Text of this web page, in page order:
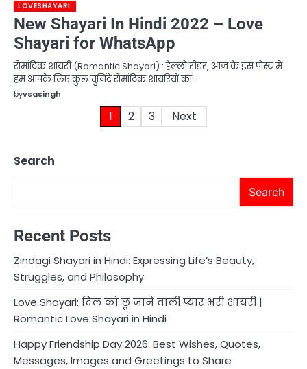
LOVESHAYARI
New Shayari In Hindi 2022 – Love
Shayari for WhatsApp
रोमांटिक शायरी (Romantic Shayari) : हेल्लो रीडर, आज के इस पोस्ट में
हम आपके लिए कुछ चुनिंदे रोमांटिक शायरियों का…
byvsasingh
1 2 3 Next
Search
Search
Recent Posts
Zindagi Shayari in Hindi: Expressing Life’s Beauty,
Struggles, and Philosophy
Love Shayari: दिल को छू जाने वाली प्यार भरी शायरी |
Romantic Love Shayari in Hindi
Happy Friendship Day 2026: Best Wishes, Quotes,
Messages, Images and Greetings to Share